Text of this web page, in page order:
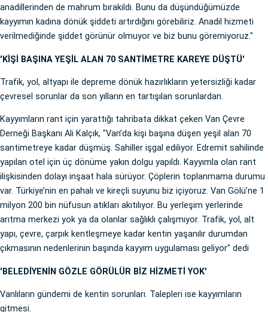
anadillerinden de mahrum bırakıldı. Bunu da düşündüğümüzde
kayyımın kadına dönük şiddeti artırdığını görebiliriz. Anadil hizmeti
verilmediğinde şiddet görünür olmuyor ve biz bunu göremiyoruz."
'KİŞİ BAŞINA YEŞİL ALAN 70 SANTİMETRE KAREYE DÜŞTÜ'
Trafik, yol, altyapı ile depreme dönük hazırlıkların yetersizliği kadar
çevresel sorunlar da son yılların en tartışılan sorunlardan.
Kayyımların rant için yarattığı tahribata dikkat çeken Van Çevre
Derneği Başkanı Ali Kalçık, "Van’da kişi başına düşen yeşil alan 70
santimetreye kadar düşmüş. Sahiller işgal ediliyor. Edremit sahilinde
yapılan otel için üç dönüme yakın dolgu yapıldı. Kayyımla olan rant
ilişkisinden dolayı inşaat hala sürüyor. Çöplerin toplanmama durumu
var. Türkiye’nin en pahalı ve kireçli suyunu biz içiyoruz. Van Gölü’ne 1
milyon 200 bin nüfusun atıkları akıtılıyor. Bu yerleşim yerlerinde
arıtma merkezi yok ya da olanlar sağlıklı çalışmıyor. Trafik, yol, alt
yapı, çevre, çarpık kentleşmeye kadar kentin yaşanılır durumdan
çıkmasının nedenlerinin başında kayyım uygulaması geliyor" dedi
'BELEDİYENİN GÖZLE GÖRÜLÜR BİZ HİZMETİ YOK'
Vanlıların gündemi de kentin sorunları. Talepleri ise kayyımların
gitmesi.